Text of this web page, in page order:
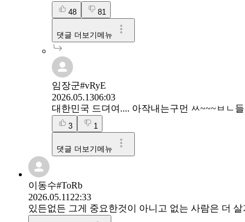
48 81
댓글 더보기메뉴
임장군#vRyE
2026.05.1306:03
대한민국 드뎌여.... 아작내는구먼 ㅆ~~~ㅂㄴ들
3 1
댓글 더보기메뉴
이동수#ToRb
2026.05.11 22:33
있든없든 그게 중요한것이 아니고 없는 사람은 더